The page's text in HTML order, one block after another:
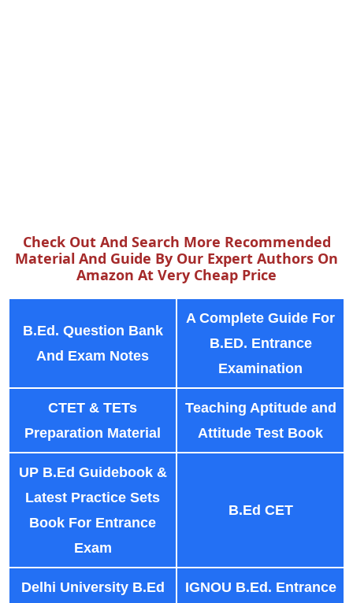
Check Out And Search More Recommended
Material And Guide By Our Expert Authors On
Amazon At Very Cheap Price
B.Ed. Question Bank
And Exam Notes
A Complete Guide For
B.ED. Entrance
Examination
CTET & TETs
Preparation Material
Teaching Aptitude and
Attitude Test Book
UP B.Ed Guidebook &
Latest Practice Sets
Book For Entrance
Exam
B.Ed CET
Delhi University B.Ed
IGNOU B.Ed. Entrance